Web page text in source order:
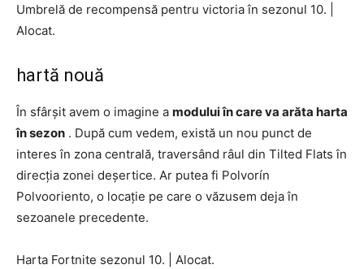
Umbrelă de recompensă pentru victoria în sezonul 10.
Alocat.
hartă nouă
În sfârșit avem o imagine a modului în care va arăta harta
în sezon . După cum vedem, există un nou punct de
interes în zona centrală, traversând râul din Tilted Flats în
direcția zonei deșertice. Ar putea fi Polvorín
Polvooriento, o locație pe care o văzusem deja în
sezoanele precedente.
Harta Fortnite sezonul 10. Alocat.